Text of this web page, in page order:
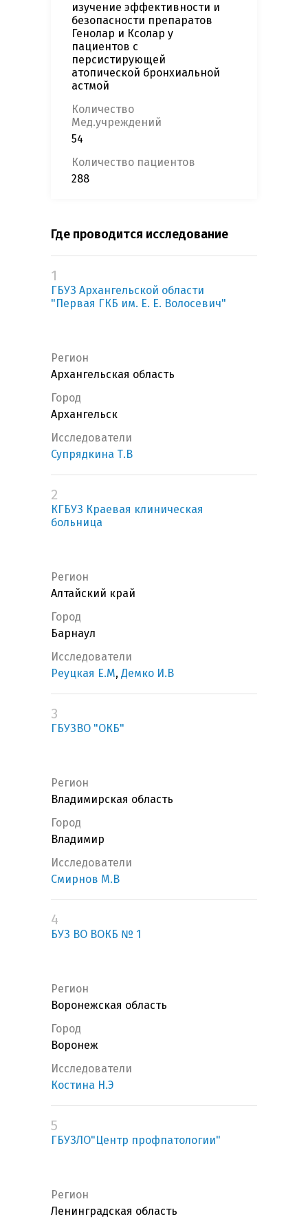
изучение эффективности и
безопасности препаратов
Генолар и Ксолар у
пациентов с
персистирующей
атопической бронхиальной
астмой
Количество
Мед.учреждений
54
Количество пациентов
288
Где проводится исследование
1
ГБУЗ Архангельской области
"Первая ГКБ им. Е. Е. Волосевич"
Регион
Архангельская область
Город
Архангельск
Исследователи
Супрядкина Т.В
2
КГБУЗ Краевая клиническая
больница
Регион
Алтайский край
Город
Барнаул
Исследователи
Реуцкая Е.М, Демко И.В
3
ГБУЗВО "ОКБ"
Регион
Владимирская область
Город
Владимир
Исследователи
Смирнов М.В
4
БУЗ ВО ВОКБ № 1
Регион
Воронежская область
Город
Воронеж
Исследователи
Костина Н.Э
5
ГБУЗЛО"Центр профпатологии"
Регион
Ленинградская область